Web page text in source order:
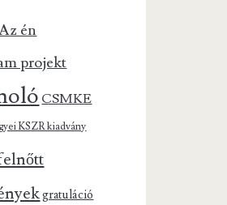
én
projekt
CSMKE
KSZR kiadvány
gratuláció